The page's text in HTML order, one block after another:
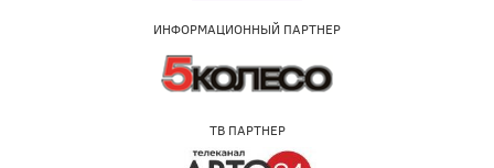
ИНФОРМАЦИОННЫЙ ПАРТНЕР
ТВ ПАРТНЕР